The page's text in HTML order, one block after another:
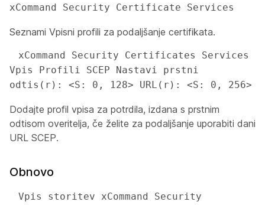
xCommand Security Certificate Services
Seznami Vpisni profili za podaljšanje certifikata.
Vpis Profili SCEP Nastavi prstni
odtis(r): <S: 0, 128> URL(r): <S: 0, 256>
Dodajte profil vpisa za potrdila, izdana s prstnim
odtisom overitelja, če želite za podaljšanje uporabiti dani
URL SCEP.
Obnovo